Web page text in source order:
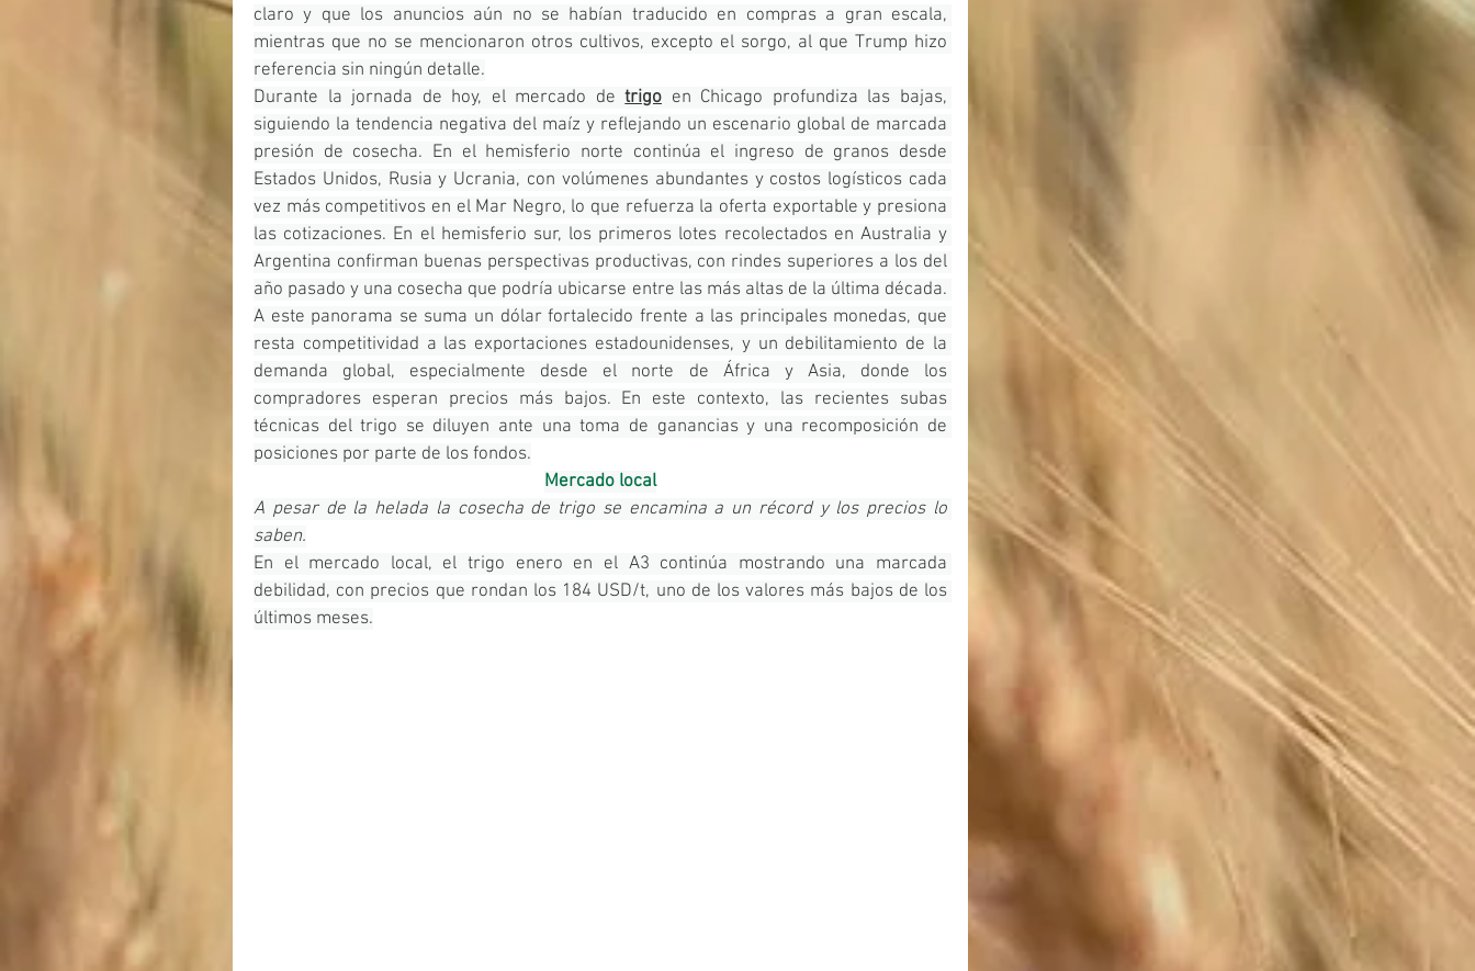
claro y que los anuncios aún no se habían traducido en compras a gran escala,
mientras que no se mencionaron otros cultivos, excepto el sorgo, al que Trump hizo
referencia sin ningún detalle.
Durante la jornada de hoy, el mercado de trigo en Chicago profundiza las bajas,
siguiendo la tendencia negativa del maíz y reflejando un escenario global de marcada
presión de cosecha. En el hemisferio norte continúa el ingreso de granos desde
Estados Unidos, Rusia y Ucrania, con volúmenes abundantes y costos logísticos cada
vez más competitivos en el Mar Negro, lo que refuerza la oferta exportable y presiona
las cotizaciones. En el hemisferio sur, los primeros lotes recolectados en Australia y
Argentina confirman buenas perspectivas productivas, con rindes superiores a los del
año pasado y una cosecha que podría ubicarse entre las más altas de la última década.
A este panorama se suma un dólar fortalecido frente a las principales monedas, que
resta competitividad a las exportaciones estadounidenses, y un debilitamiento de la
demanda global, especialmente desde el norte de África y Asia, donde los
compradores esperan precios más bajos. En este contexto, las recientes subas
técnicas del trigo se diluyen ante una toma de ganancias y una recomposición de
posiciones por parte de los fondos.
Mercado local
A pesar de la helada la cosecha de trigo se encamina a un récord y los precios lo
saben.
En el mercado local, el trigo enero en el A3 continúa mostrando una marcada
debilidad, con precios que rondan los 184 USD/t, uno de los valores más bajos de los
últimos meses.